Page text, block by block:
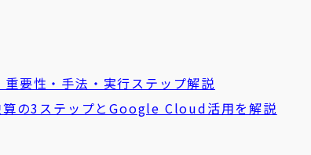
要性・手法・実行ステップ解説
の3ステップとGoogle Cloud活用を解説